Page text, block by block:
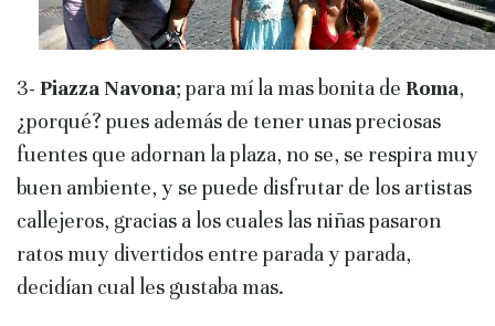
3- Piazza Navona; para mí la mas bonita de Roma,
¿porqué? pues además de tener unas preciosas
fuentes que adornan la plaza, no se, se respira muy
buen ambiente, y se puede disfrutar de los artistas
callejeros, gracias a los cuales las niñas pasaron
ratos muy divertidos entre parada y parada,
decidían cual les gustaba mas.